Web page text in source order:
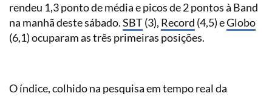
rendeu 1,3 ponto de média e picos de 2 pontos à Band
na manhã deste sábado.SBT(3), Record (4,5) eGlobo
(6,1) ocuparam as três primeiras posições.
O índice, colhido na pesquisa em tempo real da